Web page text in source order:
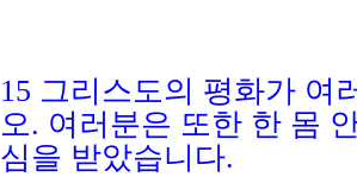
15 그리스도의 평화가 여
오. 여러분은 또한 한 몸
심을 받았습니다.